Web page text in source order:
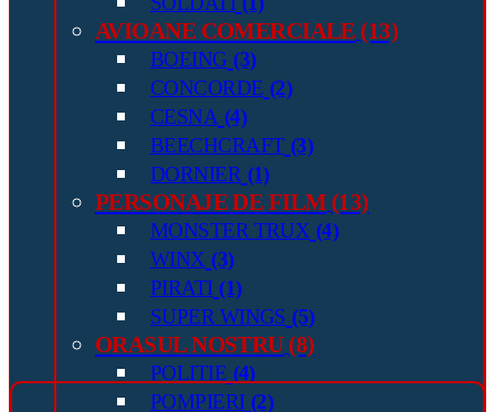
AVIOANE COMERCIALE (13)
BOEING (3)
CONCORDE (2)
CESNA (4)
BEECHCRAFT (3)
DORNIER (1)
PERSONAJE DE FILM (13)
MONSTER TRUX (4)
WINX (3)
PIRATI (1)
SUPER WINGS (5)
ORASUL NOSTRU (8)
POLITIE (4)
POMPIERI (2)